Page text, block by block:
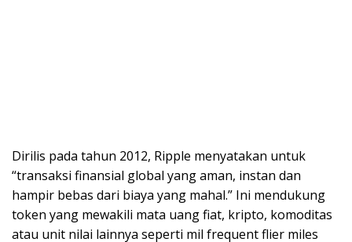
Dirilis pada tahun 2012, Ripple menyatakan untuk
“transaksi finansial global yang aman, instan dan
hampir bebas dari biaya yang mahal.” Ini mendukung
token yang mewakili mata uang fiat, kripto, komoditas
atau unit nilai lainnya seperti mil frequent flier miles